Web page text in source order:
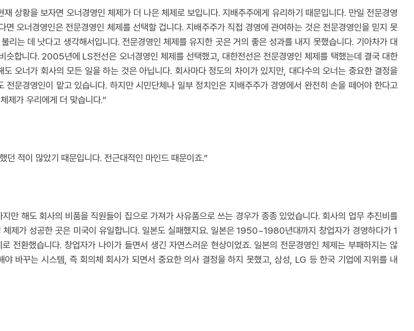
상황을 보자면 오너경영인 체제가 더 나은 체제로 보입니다. 지배주주에게 유리하기 때문입니다. 만일 전문경영
오너경영인은 전문경영인 체제를 선택할 겁니다. 지배주주가 직접 경영에 관여하는 것은 전문경영인을 믿지 못
리는 데 낫다고 생각해서입니다. 전문경영인 체제를 유지한 곳은 거의 좋은 성과를 내지 못했습니다. 기아차가 대
슷합니다. 2005년에 LS전선은 오너경영인 체제를 선택했고, 대한전선은 전문경영인 체제를 택했는데 결국 대한
오너가 회사의 모든 일을 하는 것은 아닙니다. 회사마다 정도의 차이가 있지만, 대다수의 오너는 중요한 결정을
전문경영인이 맡고 있습니다. 하지만 시민단체나 일부 정치인은 지배주주가 경영에서 완전히 손을 떼어야 한다고
제가 우리에게 더 맞습니다.”
던 적이 많았기 때문입니다. 전근대적인 마인드 때문이죠.”
만 해도 회사의 비품을 직원들이 집으로 가져가 사유품으로 쓰는 경우가 종종 있었습니다. 회사의 업무 추진비를
제가 성공한 곳은 미국이 유일합니다. 일본도 실패했지요. 일본은 1950~1980년대까지 창업자가 경영하다가 1
전환했습니다. 창업자가 나이가 들면서 생긴 자연스러운 현상이었죠. 일본의 전문경영인 체제는 부패하지는 않
바꾸는 시스템, 즉 회의체 회사가 되면서 중요한 의사 결정을 하지 못했고, 삼성, LG 등 한국 기업에 지위를 내